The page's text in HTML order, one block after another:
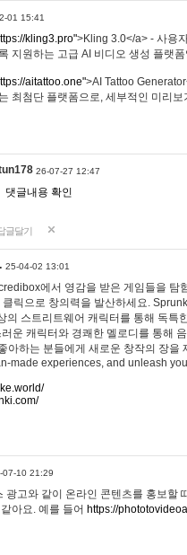
01 15:41
kling3.pro">Kling 3.0</a> - 사용
지원하는 고급 AI 비디오 생성 플랫
aitattoo.one">AI Tattoo
최첨단 플랫폼으로, 세부적인 미리
26-07-27 12:47
댓글내용 확인
글달기
25-04-02 13:01
에서 영감을 받은 게임들을 탐
클릭으로 창의력을 발산하세요.
의 스트리트웨어 캐릭터를 통해 독특
운 캐릭터와 경쾌한 멜로디를 통해
아하는 분들에게 새로운 창작의 장
made experiences, and unleash
07-10 21:29
광고와 같이 온라인 콘텐츠를 홍보할
아요. 예를 들어 https://